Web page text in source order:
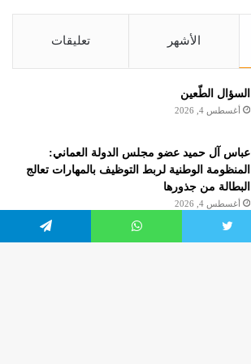
الأشهر تعليقات
السؤال الطّعين
أغسطس 4, 2026
عباس آل حميد عضو مجلس الدولة العماني:
المنظومة الوطنية لربط التوظيف بالمهارات تعالج
البطالة من جذورها
أغسطس 4, 2026
الروائية مريم هرموش.. كاتبة شهر أغسطس 2026
واتساب تيلقرام